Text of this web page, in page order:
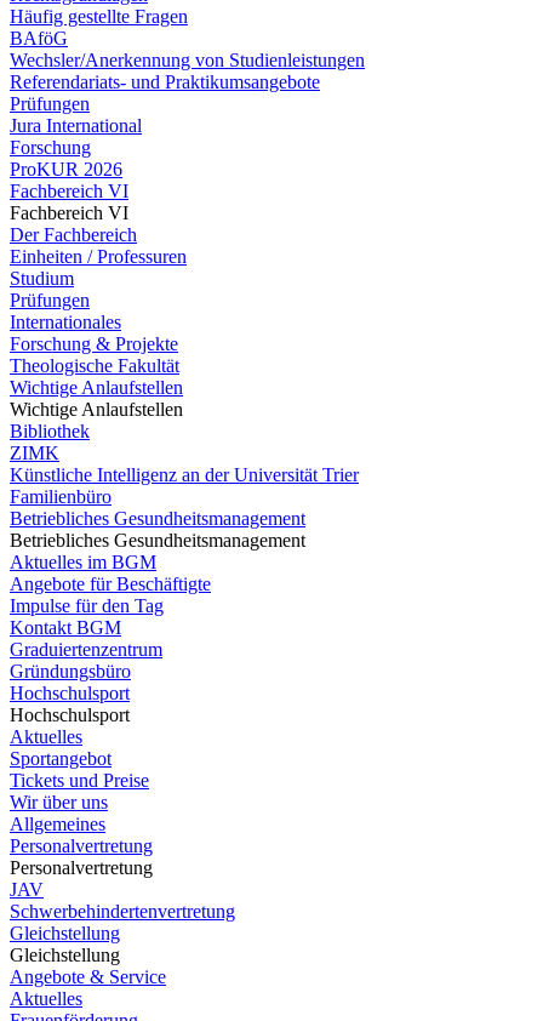
Häufig gestellte Fragen
BAföG
Wechsler/Anerkennung von Studienleistungen
Referendariats- und Praktikumsangebote
Prüfungen
Jura International
Forschung
ProKUR 2026
Fachbereich VI
Fachbereich VI
Der Fachbereich
Einheiten / Professuren
Studium
Prüfungen
Internationales
Forschung & Projekte
Theologische Fakultät
Wichtige Anlaufstellen
Wichtige Anlaufstellen
Bibliothek
ZIMK
Künstliche Intelligenz an der Universität Trier
Familienbüro
Betriebliches Gesundheitsmanagement
Betriebliches Gesundheitsmanagement
Aktuelles im BGM
Angebote für Beschäftigte
Impulse für den Tag
Kontakt BGM
Graduiertenzentrum
Gründungsbüro
Hochschulsport
Hochschulsport
Aktuelles
Sportangebot
Tickets und Preise
Wir über uns
Allgemeines
Personalvertretung
Personalvertretung
JAV
Schwerbehindertenvertretung
Gleichstellung
Gleichstellung
Angebote & Service
Aktuelles